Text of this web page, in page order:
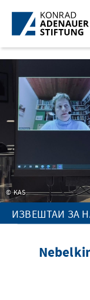
Skip to Main
KAS
ИЗВЕШТАИ ЗА